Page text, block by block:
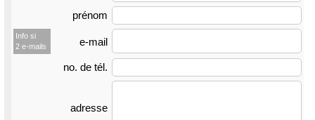
prénom
Info si
2 e-mails
e-mail
no. de tél.
adresse